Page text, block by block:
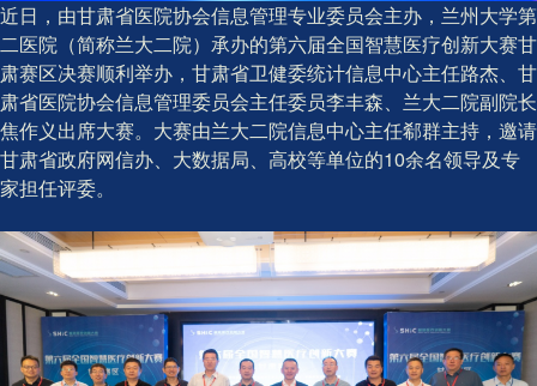
近日，由甘肃省医院协会信息管理专业委员会主办，兰州大学第
二医院（简称兰大二院）承办的第六届全国智慧医疗创新大赛甘
肃赛区决赛顺利举办，甘肃省卫健委统计信息中心主任路杰、甘
肃省医院协会信息管理委员会主任委员李丰森、兰大二院副院长
焦作义出席大赛。大赛由兰大二院信息中心主任郗群主持，邀请
甘肃省政府网信办、大数据局、高校等单位的10余名领导及专
家担任评委。